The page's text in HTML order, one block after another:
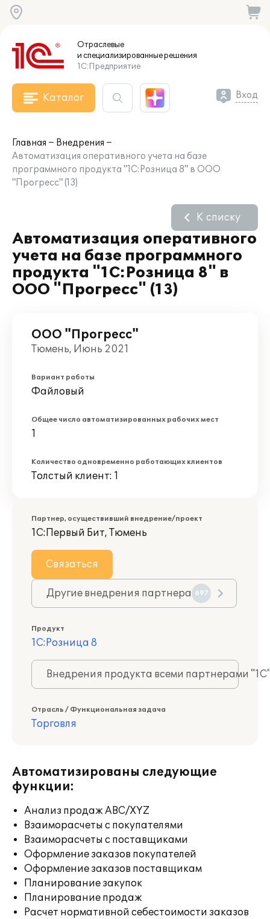
Отраслевые
и специализированныерешения
1С:Предприятие
Каталог Вход
Главная
Внедрения
Автоматизация оперативного учета на базе
программного продукта "1С:Розница 8" в ООО
"Прогресс" (13)
Автоматизация оперативного
учета на базе программного
продукта "1С:Розница 8" в
ООО "Прогресс" (13)
К списку
ООО "Прогресс"
Тюмень, Июнь 2021
Вариант работы
Файловый
Общее число автоматизированных рабочих мест
1
Количество одновременно работающих клиентов
Толстый клиент: 1
Партнер, осуществивший внедрение/проект
1С:Первый Бит, Тюмень
Связаться
Другие внедрения партнера 697
Продукт
1С:Розница 8
Внедрения продукта всеми партнерами
Отрасль / Функциональная задача
Торговля
Автоматизированы следующие
функции:
Анализ продаж ABC/XYZ
Взаиморасчеты с покупателями
Взаиморасчеты с поставщиками
Оформление заказов покупателей
Оформление заказов поставщикам
Планирование закупок
Планирование продаж
Расчет нормативной себестоимости заказов